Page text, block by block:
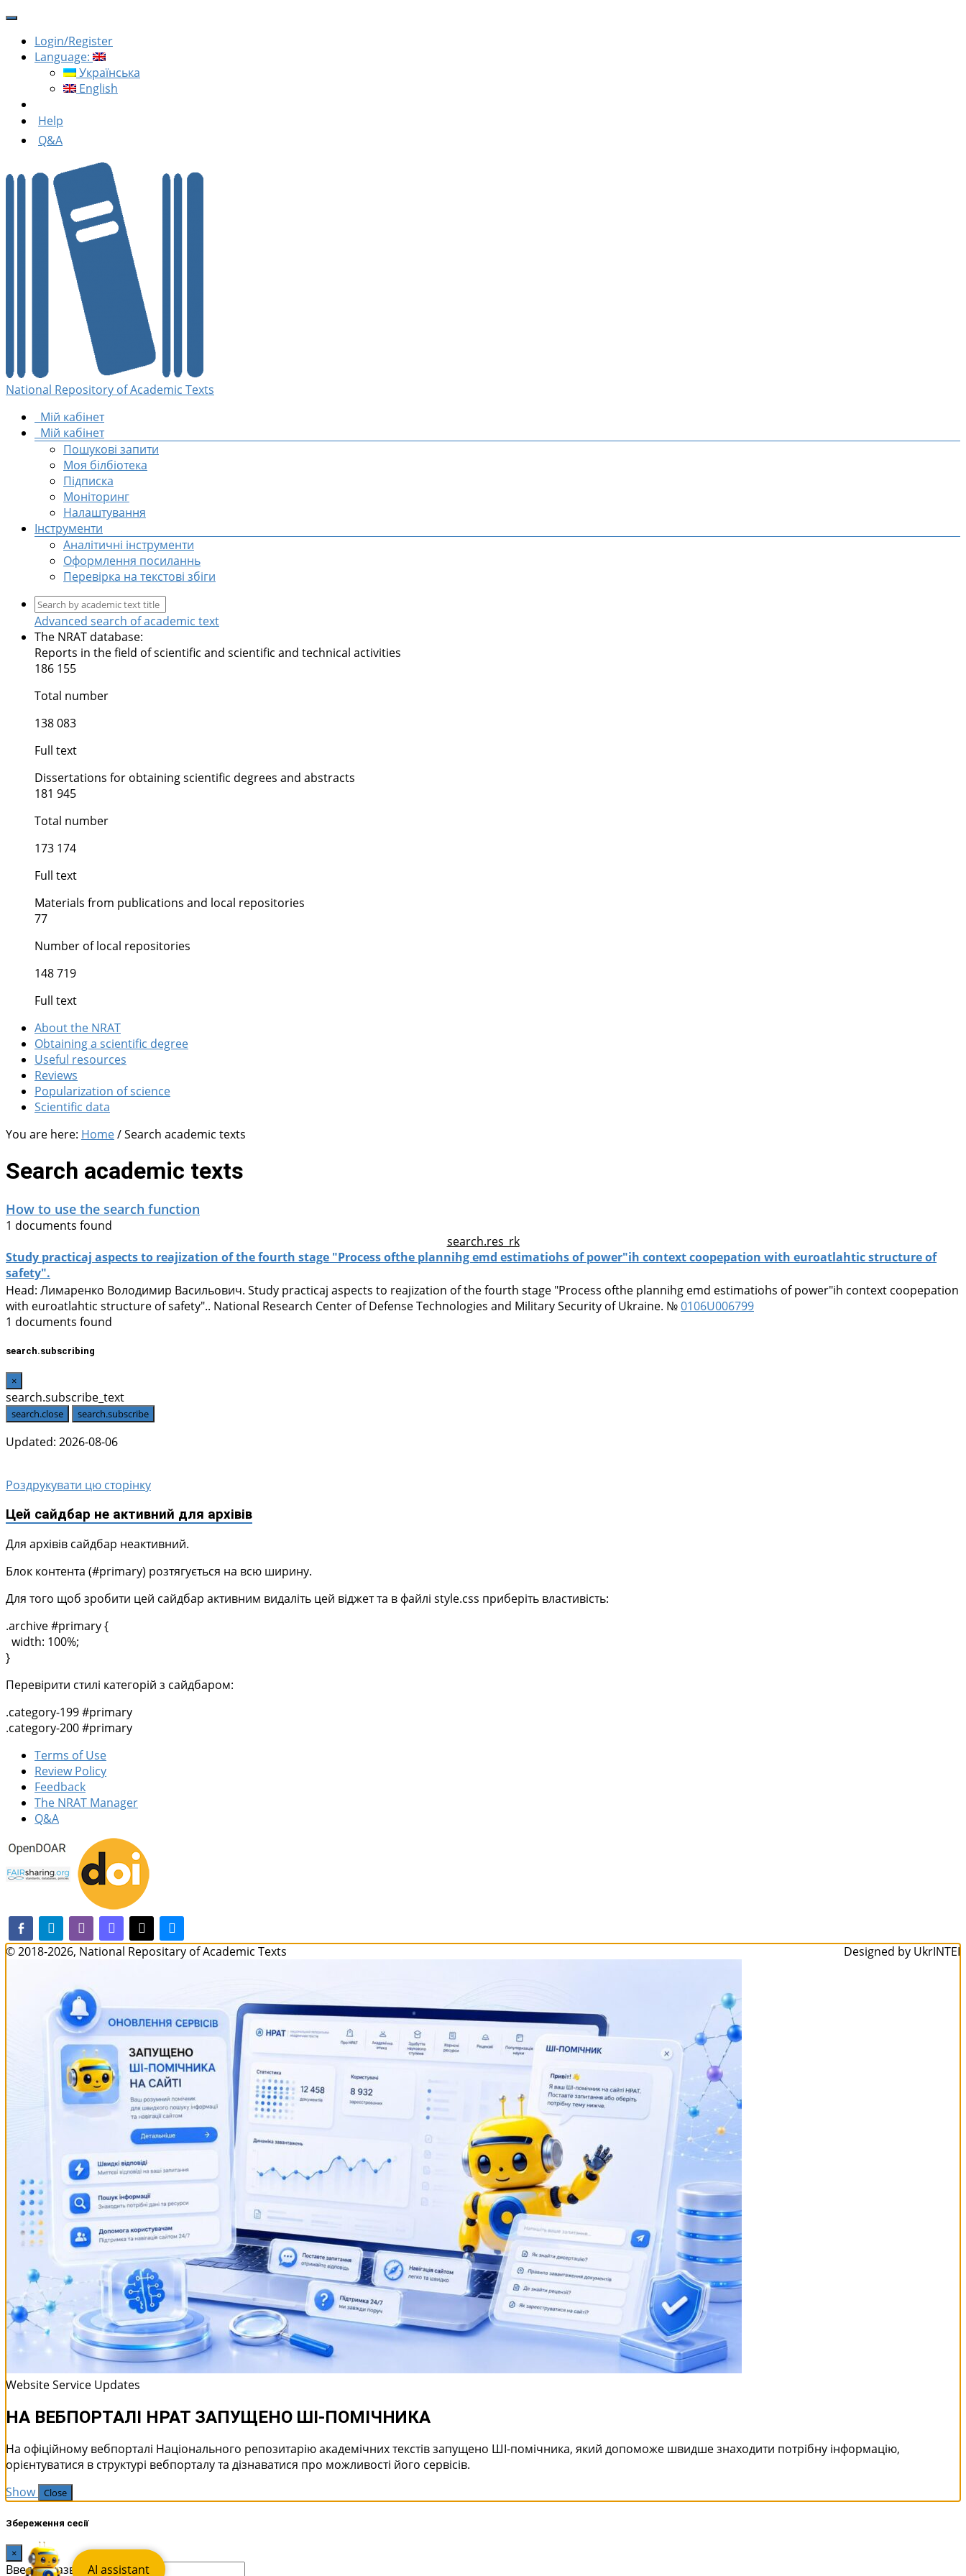
Login/Register
Language:
Українська
English
Help
Q&A
National Repository of Academic Texts
Мій кабінет
Мій кабінет
Пошукові запити
Моя білбіотека
Підписка
Моніторинг
Налаштування
Інструменти
Аналітичні інструменти
Оформлення посиланнь
Перевірка на текстові збіги
Advanced search of academic text
The NRAT database:
Reports in the field of scientific and scientific and technical activities
186 155
Total number
138 083
Full text
Dissertations for obtaining scientific degrees and abstracts
181 945
Total number
173 174
Full text
Materials from publications and local repositories
77
Number of local repositories
148 719
Full text
About the NRAT
Obtaining a scientific degree
Useful resources
Reviews
Popularization of science
Scientific data
You are here: Home/Search academic texts
Search academic texts
How to use the search function
1 documents found
search.res_rk
Study practicaj aspects to reajization of the fourth stage "Process ofthe plannihg emd estimatiohs of power"ih context coopepation with euroatlahtic structure of
safety".
Head: Лимаренко Володимир Васильович. Study practicaj aspects to reajization of the fourth stage "Process ofthe plannihg emd estimatiohs of power"ih context coopepation
with euroatlahtic structure of safety".. National Research Center of Defense Technologies and Military Security of Ukraine. №0106U006799
1 documents found
search.subscribing
×
search.subscribe_text
search.close search.subscribe
Updated: 2026-08-06
Роздрукувати цю сторінку
Цей сайдбар не активний для архівів
Для архівів сайдбар неактивний.
Блок контента (#primary) розтягується на всю ширину.
Для того щоб зробити цей сайдбар активним видаліть цей віджет та в файлі style.css приберіть властивість:
.archive #primary {
width: 100%;
}
Перевірити стилі категорій з сайдбаром:
.category-199 #primary
.category-200 #primary
Terms of Use
Review Policy
Feedback
The NRAT Manager
Q&A
facebook-alt
telegramwhatsappmastodon
threadsbluesky
© 2018-2026, National Repositary of Academic Texts
Designed by UkrINTEI
AI assistant
Website Service Updates
НА ВЕБПОРТАЛІ НРАТ ЗАПУЩЕНО ШІ-ПОМІЧНИКА
На офіційному вебпорталі Національного репозитарію академічних текстів запущено ШІ-помічника, який допоможе швидше знаходити потрібну інформацію,
орієнтуватися в структурі вебпорталу та дізнаватися про можливості його сервісів.
Show
Close
Збереження сесії
×
Введіть назву сесії: